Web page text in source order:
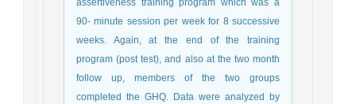
assertiveness training program which was a
90- minute session per week for 8 successive
weeks. Again, at the end of the training
program (post test), and also at the two month
follow up, members of the two groups
completed the GHQ. Data were analyzed by